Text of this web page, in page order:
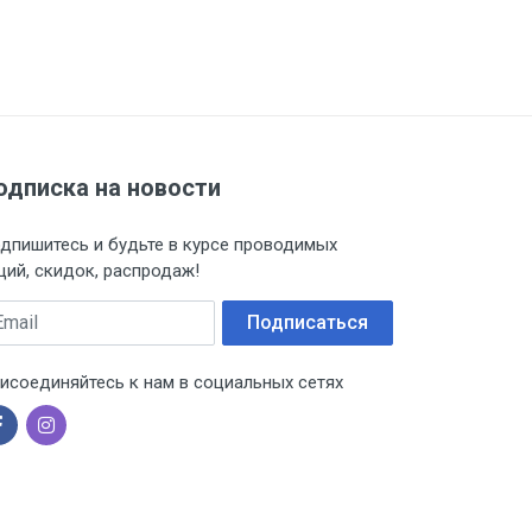
на новости
и будьте в курсе проводимых
скидок, распродаж!
Подписаться
к нам в социальных сетях